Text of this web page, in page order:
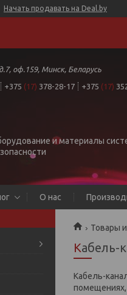
Начать продавать на Deal.by
оф.159, Минск, Беларусь
+375 (17) 378-28-17 +375 (17)
и материалы
О нас
Товары
Кабель-
помещениях,